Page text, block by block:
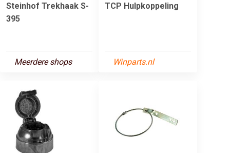
Steinhof Trekhaak S-
395
Meerdere shops
TCP Hulpkoppeling
Winparts.nl